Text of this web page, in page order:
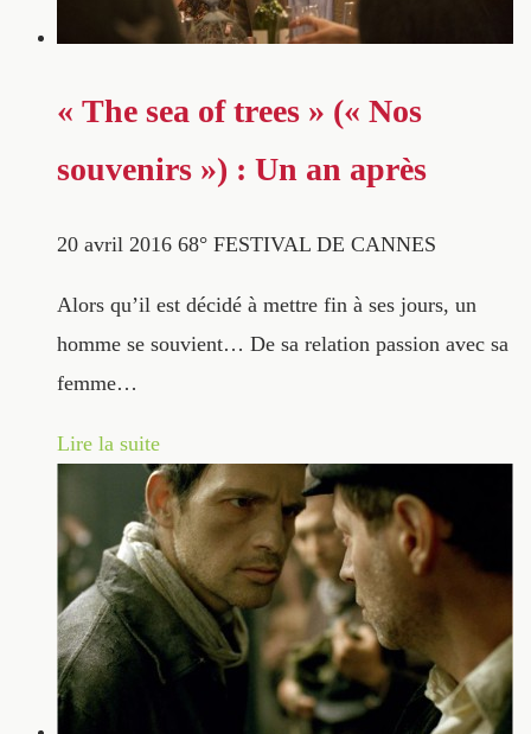
« The sea of trees » (« Nos
souvenirs ») : Un an après
20 avril 2016 68° FESTIVAL DE CANNES
Alors qu’il est décidé à mettre fin à ses jours, un
homme se souvient… De sa relation passion avec sa
femme…
Lire la suite